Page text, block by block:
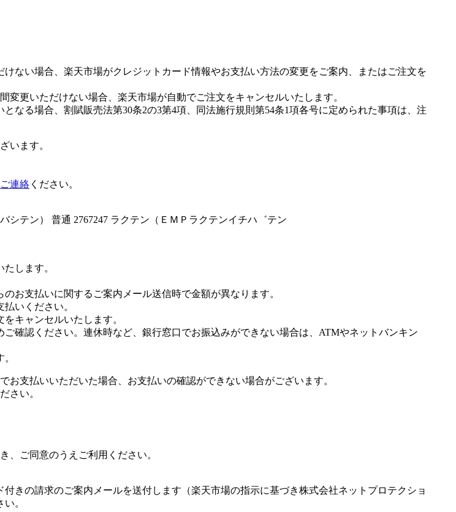
ない場合、楽天市場がクレジットカード情報やお支払い方法の変更をご案内、またはご注文を
更いただけない場合、楽天市場が自動でご注文をキャンセルいたします。
なる場合、割賦販売法第30条2の3第4項、同法施行規則第54条1項各号に定められた事項は、注
います。
連絡 ください。
シテン） 普通 2767247 ラクテン（ＥＭＰラクテンイチハ゛テン
します。
お支払いに関するご案内メール送信時で金額が異なります。
いください。
キャンセルいたします。
確認ください。連休時など、銀行窓口でお振込みができない場合は、ATMやネットバンキン
支払いいただいた場合、お支払いの確認ができない場合がございます。
さい。
、ご同意のうえご利用ください。
きの請求のご案内メールを送付します（楽天市場の指示に基づき株式会社ネットプロテクショ
。